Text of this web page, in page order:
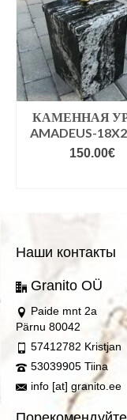
КАМЕННАЯ
AMADEUS-
150.00€
Наши контакты
Granito OÜ
Paide mnt 2a
Pärnu 80042
57412782 Kristjan
53039905 Tiina
info [at] granito.ee